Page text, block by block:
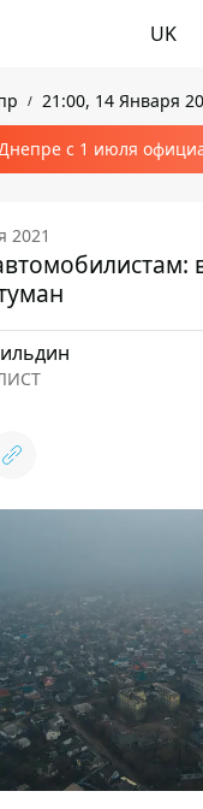
UK
21:00, 14 Января
с 1 июля
2021